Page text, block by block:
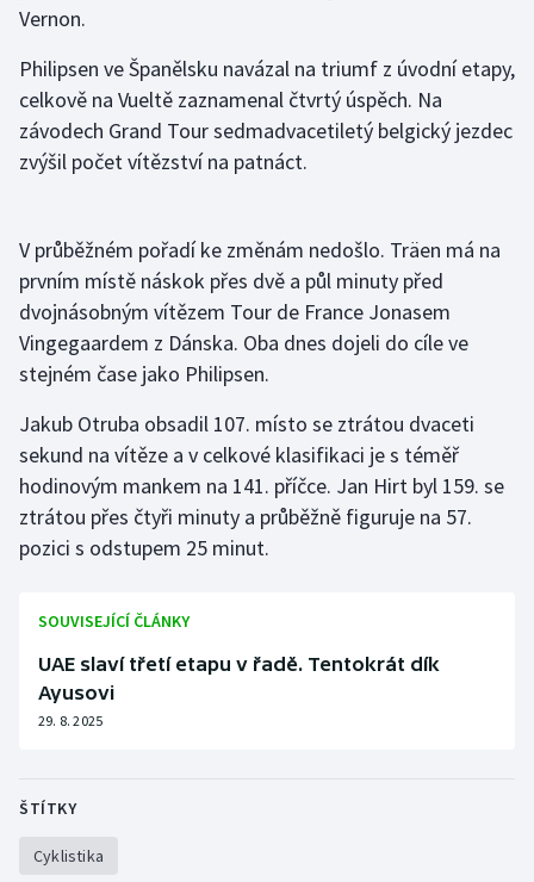
Judo
Krasobruslení
Lyže a snowboard
Moderní pětiboj
Olympijské hry
Parasport
Plážový volejbal
Ragby
Rychlostní kanoistika
Short track
Vernon.
Philipsen ve Španělsku navázal na triumf z úvodní etapy,
celkově na Vueltě zaznamenal čtvrtý úspěch. Na
závodech Grand Tour sedmadvacetiletý belgický jezdec
zvýšil počet vítězství na patnáct.
V průběžném pořadí ke změnám nedošlo. Träen má na
prvním místě náskok přes dvě a půl minuty před
dvojnásobným vítězem Tour de France Jonasem
Vingegaardem z Dánska. Oba dnes dojeli do cíle ve
stejném čase jako Philipsen.
Jakub Otruba obsadil 107. místo se ztrátou dvaceti
sekund na vítěze a v celkové klasifikaci je s téměř
hodinovým mankem na 141. příčce. Jan Hirt byl 159. se
ztrátou přes čtyři minuty a průběžně figuruje na 57.
pozici s odstupem 25 minut.
SOUVISEJÍCÍ ČLÁNKY
UAE slaví třetí etapu v řadě. Tentokrát dík
Ayusovi
29. 8. 2025
ŠTÍTKY
Cyklistika